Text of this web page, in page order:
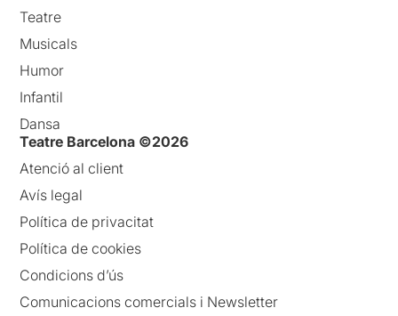
Teatre
Musicals
Humor
Infantil
Dansa
Teatre Barcelona ©2026
Atenció al client
Avís legal
Política de privacitat
Política de cookies
Condicions d’ús
Comunicacions comercials i Newsletter